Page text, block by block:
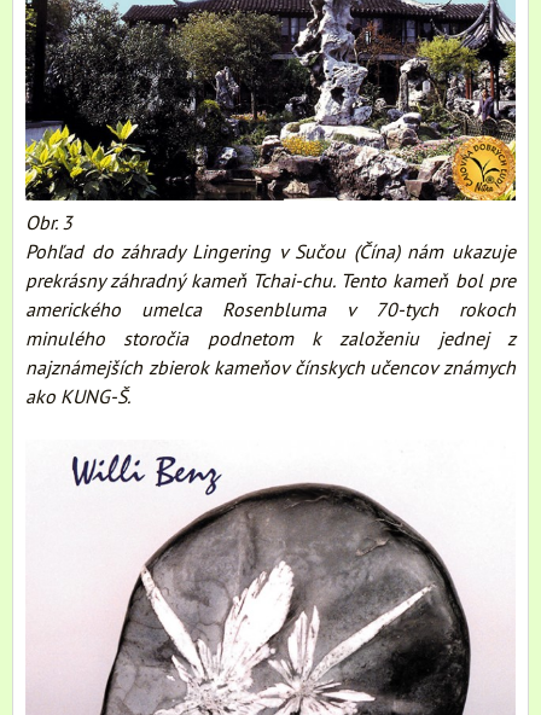
Obr. 3
Pohľad do záhrady Lingering v Sučou (Čína) nám ukazuje
prekrásny záhradný kameň Tchai-chu. Tento kameň bol pre
amerického umelca Rosenbluma v 70-tych rokoch
minulého storočia podnetom k založeniu jednej z
najznámejších zbierok kameňov čínskych učencov známych
ako KUNG-Š.